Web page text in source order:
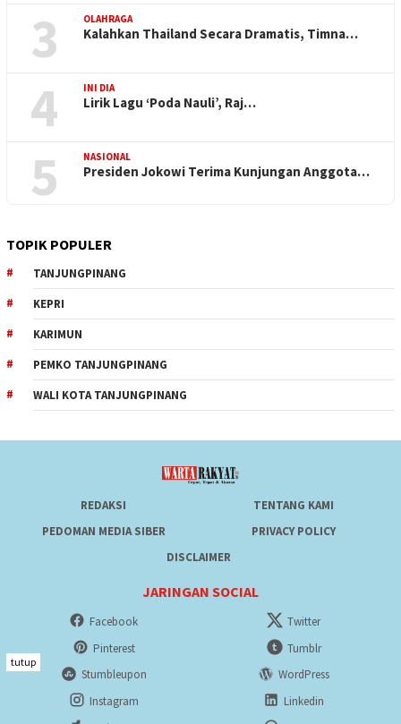
3 OLAHRAGA
Kalahkan Thailand Secara Dramatis, Timna…
4 INI DIA
Lirik Lagu ‘Poda Nauli’, Raj…
5 NASIONAL
Presiden Jokowi Terima Kunjungan Anggota…
TOPIK POPULER
TANJUNGPINANG
KEPRI
KARIMUN
PEMKO TANJUNGPINANG
WALI KOTA TANJUNGPINANG
REDAKSI
TENTANG KAMI
PEDOMAN MEDIA SIBER
PRIVACY POLICY
DISCLAIMER
JARINGAN SOCIAL
Facebook
Twitter
Pinterest
Tumblr
Stumbleupon
WordPress
Instagram
Linkedin
tutup